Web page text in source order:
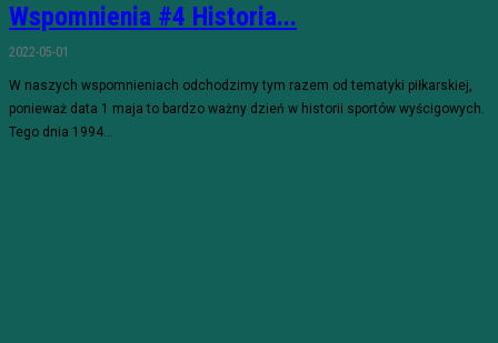
Wspomnienia #4 Historia...
2022-05-01
W naszych wspomnieniach odchodzimy tym razem od tematyki piłkarskiej,
ponieważ data 1 maja to bardzo ważny dzień w historii sportów wyścigowych.
Tego dnia 1994...